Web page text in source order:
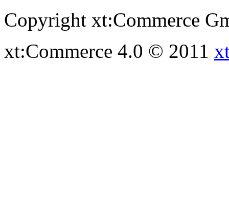
Copyright xt:Commerce
xt:Commerce 4.0 © 2011